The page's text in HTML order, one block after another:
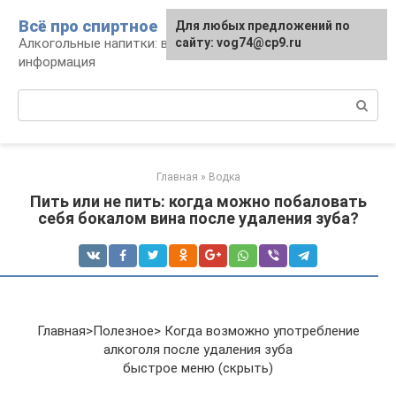
контенту
Всё про спиртное
Алкогольные напитки: виды, рецепты,
информация
Главная » Водка
Пить или не пить: когда можно побаловать
себя бокалом вина после удаления зуба?
Главная>Полезное> Когда возможно употребление
алкоголя после удаления зуба
быстрое меню (скрыть)
Для любых предложений по
сайту: vog74@cp9.ru